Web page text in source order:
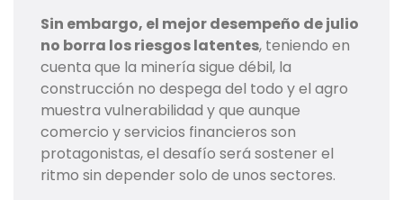
Sin embargo, el mejor desempeño de julio
no borra los riesgos latentes, teniendo en
cuenta que la minería sigue débil, la
construcción no despega del todo y el agro
muestra vulnerabilidad y que aunque
comercio y servicios financieros son
protagonistas, el desafío será sostener el
ritmo sin depender solo de unos sectores.